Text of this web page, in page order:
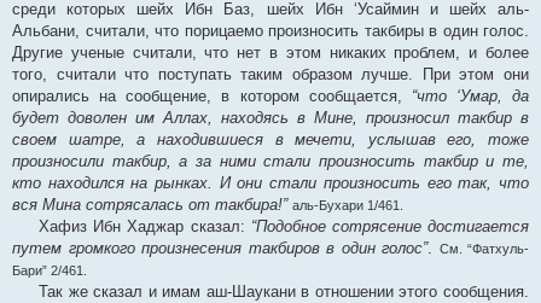
среди которых шейх Ибн Баз, шейх Ибн ‘Усаймин и шейх аль-
Альбани, считали, что порицаемо произносить такбиры в один голос.
Другие ученые считали, что нет в этом никаких проблем, и более
того, считали что поступать таким образом лучше. При этом они
опирались на сообщение, в котором сообщается, “что ‘Умар, да
будет доволен им Аллах, находясь в Мине, произносил такбир в
своем шатре, а находившиеся в мечети, услышав его, тоже
произносили такбир, а за ними стали произносить такбир и те,
кто находился на рынках. И они стали произносить его так, что
вся Мина сотрясалась от такбира!” аль-Бухари 1/461.
Хафиз Ибн Хаджар сказал: “Подобное сотрясение достигается
путем громкого произнесения такбиров в один голос”. См. “Фатхуль-
Бари” 2/461.
Так же сказал и имам аш-Шаукани в отношении этого сообщения.